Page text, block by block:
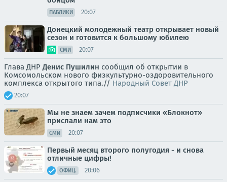
ПАБЛИКИ 20:07
Донецкий молодежный театр открывает новый
сезон и готовится к большому юбилею
СМИ 20:07
Глава ДНР Денис Пушилин сообщил об открытии в
Комсомольском нового физкультурно-оздоровительного
комплекса открытого типа.// Народный Совет ДНР
20:07
Мы не знаем зачем подписчики «Блокнот»
прислали нам это
СМИ 20:07
Первый месяц второго полугодия - и снова
отличные цифры!
ОФИЦ. 20:06